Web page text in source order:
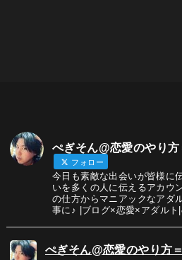
ぺぎそん@恋愛のやり
フォロー
今日も素敵な出会いが皆様に
いを多くの人に伝えるアカウ
の仕方からマニアックなアダ
事に♪ |ブログ×恋愛×アダルト
ぺぎそん@恋愛のやり方